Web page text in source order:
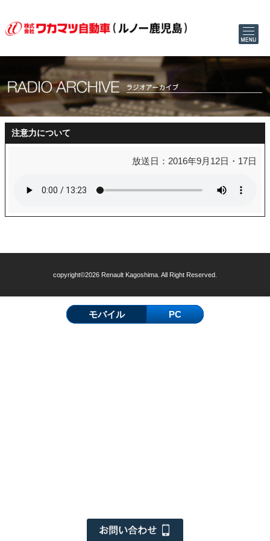
注意力について
放送日：2016年9月12日・17日
copyright©2026 Renault Kagoshima. All Right Reserved.
モバイル PC